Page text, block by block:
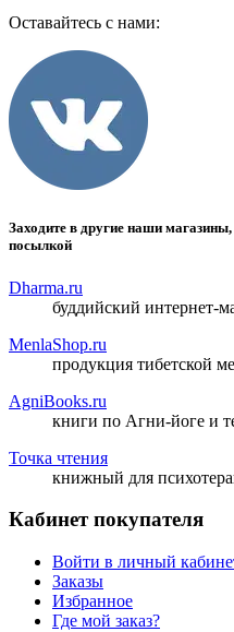
Оставайтесь с нами:
Заходите в другие наши
посылкой
Dharma.ru
буддийский интернет-
MenlaShop.ru
продукция тибетской
AgniBooks.ru
книги по Агни-йоге и
Точка чтения
книжный для
Кабинет покупателя
Войти в личный
Заказы
Избранное
Где мой заказ?